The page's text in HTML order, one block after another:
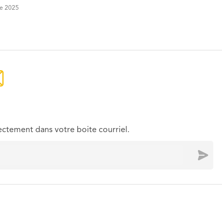
2025
dans votre boite courriel.
Envoyer